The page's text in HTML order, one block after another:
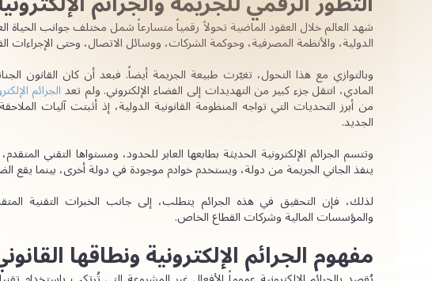
الدولية، والأنظمة المصرفية، وحوكمة الشركات، ووسائل الاتصال، وحتى الإجراءات
المادي، انتقل جزء كبير من التهديدات إلى الفضاء الإلكتروني. ولم تعد الجرائم
الجديد.
ينفذ الجاني الجريمة من دولة، ويستخدم خوادم موجودة في دولة أخرى، بينما يقع
والمؤسسات المالية وشركات القطاع الخاص.
مفهوم الجرائم الإلكترونية ونطاقها